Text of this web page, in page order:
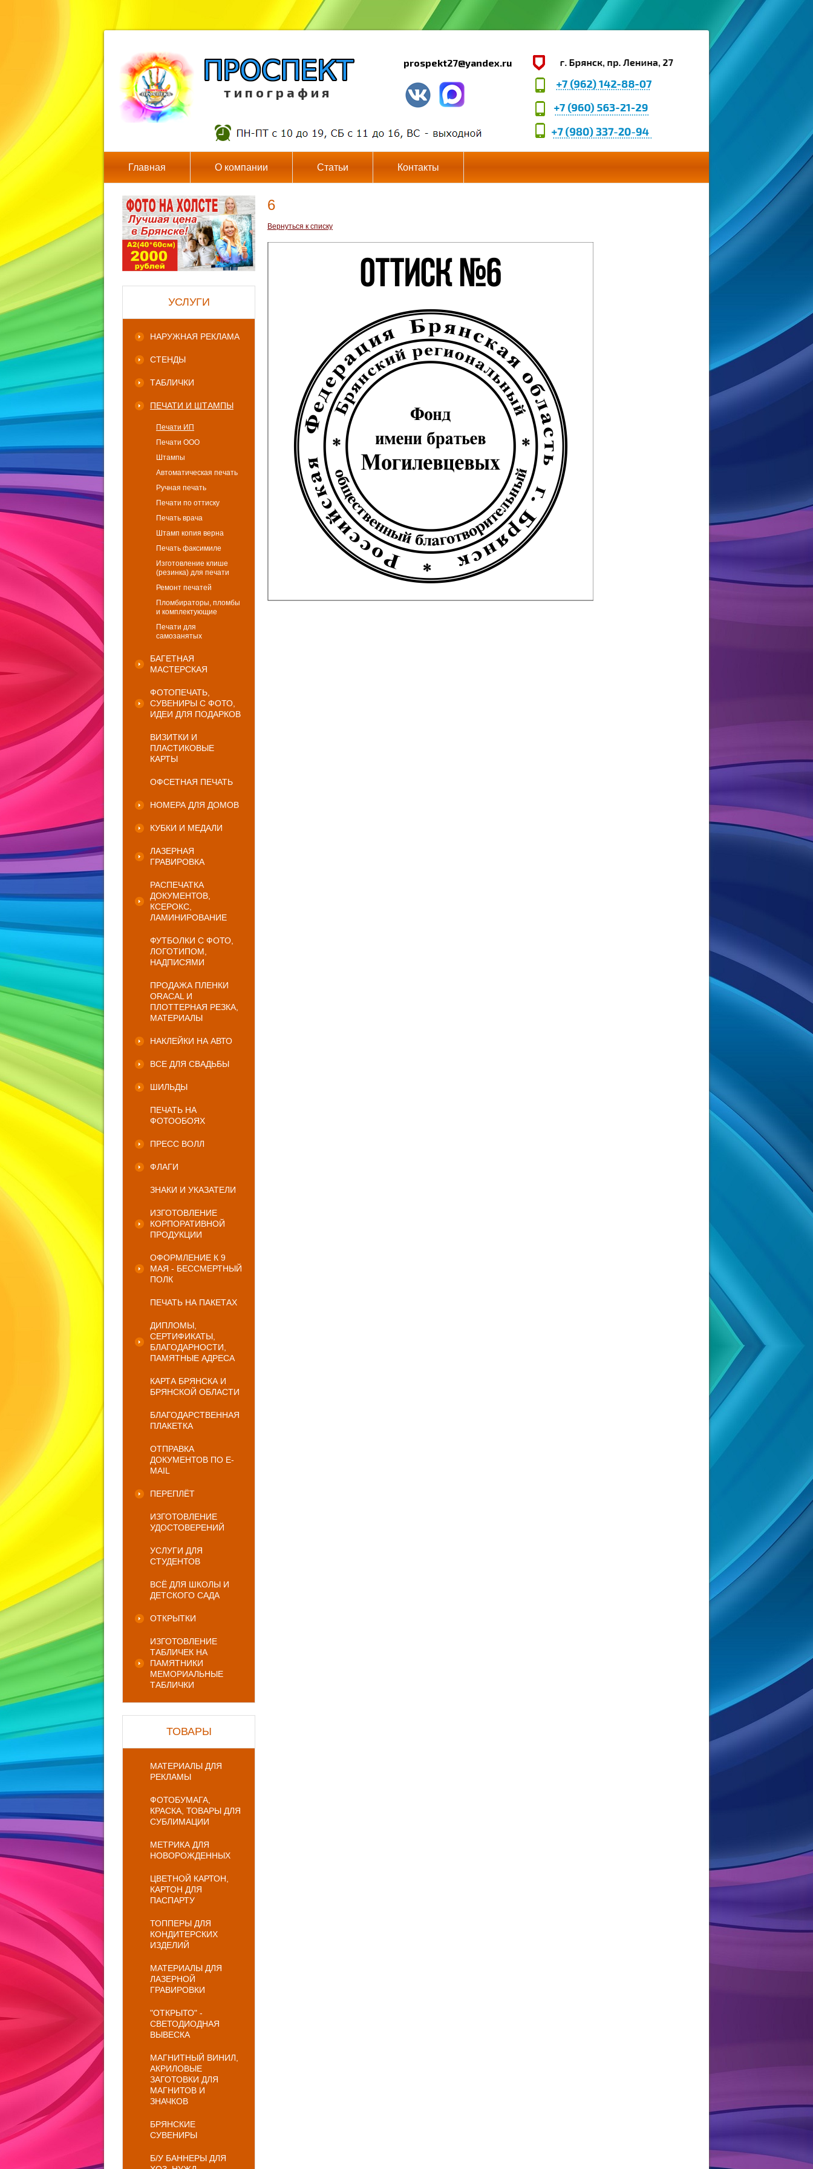
т и п о г р а ф и я
prospekt27@yandex.ru
Главная О компании Статьи Контакты
УСЛУГИ
НАРУЖНАЯ РЕКЛАМА
СТЕНДЫ
ТАБЛИЧКИ
ПЕЧАТИ И ШТАМПЫ
Печати ИП
Печати ООО
Штампы
Автоматическая печать
Ручная печать
Печати по оттиску
Печать врача
Штамп копия верна
Печать факсимиле
Изготовление клише
(резинка) для печати
Ремонт печатей
Пломбираторы, пломбы
и комплектующие
Печати для
самозанятых
БАГЕТНАЯ
МАСТЕРСКАЯ
ФОТОПЕЧАТЬ,
СУВЕНИРЫ С ФОТО,
ИДЕИ ДЛЯ ПОДАРКОВ
ВИЗИТКИ И
ПЛАСТИКОВЫЕ
КАРТЫ
ОФСЕТНАЯ ПЕЧАТЬ
НОМЕРА ДЛЯ ДОМОВ
КУБКИ И МЕДАЛИ
ЛАЗЕРНАЯ
ГРАВИРОВКА
РАСПЕЧАТКА
ДОКУМЕНТОВ,
КСЕРОКС,
ЛАМИНИРОВАНИЕ
ФУТБОЛКИ С ФОТО,
ЛОГОТИПОМ,
НАДПИСЯМИ
ПРОДАЖА ПЛЕНКИ
ORACAL И
ПЛОТТЕРНАЯ РЕЗКА,
МАТЕРИАЛЫ
НАКЛЕЙКИ НА АВТО
ВСЕ ДЛЯ СВАДЬБЫ
ШИЛЬДЫ
ПЕЧАТЬ НА
ФОТООБОЯХ
ПРЕСС ВОЛЛ
ФЛАГИ
ЗНАКИ И УКАЗАТЕЛИ
ИЗГОТОВЛЕНИЕ
КОРПОРАТИВНОЙ
ПРОДУКЦИИ
ОФОРМЛЕНИЕ К 9
МАЯ - БЕССМЕРТНЫЙ
ПОЛК
ПЕЧАТЬ НА ПАКЕТАХ
ДИПЛОМЫ,
СЕРТИФИКАТЫ,
БЛАГОДАРНОСТИ,
ПАМЯТНЫЕ АДРЕСА
КАРТА БРЯНСКА И
БРЯНСКОЙ ОБЛАСТИ
БЛАГОДАРСТВЕННАЯ
ПЛАКЕТКА
ОТПРАВКА
ДОКУМЕНТОВ ПО E-
MAIL
ПЕРЕПЛЁТ
ИЗГОТОВЛЕНИЕ
УДОСТОВЕРЕНИЙ
УСЛУГИ ДЛЯ
СТУДЕНТОВ
ВСЁ ДЛЯ ШКОЛЫ И
ДЕТСКОГО САДА
ОТКРЫТКИ
ИЗГОТОВЛЕНИЕ
ТАБЛИЧЕК НА
ПАМЯТНИКИ
МЕМОРИАЛЬНЫЕ
ТАБЛИЧКИ
ТОВАРЫ
МАТЕРИАЛЫ ДЛЯ
РЕКЛАМЫ
ФОТОБУМАГА,
КРАСКА, ТОВАРЫ ДЛЯ
СУБЛИМАЦИИ
МЕТРИКА ДЛЯ
НОВОРОЖДЕННЫХ
ЦВЕТНОЙ КАРТОН,
КАРТОН ДЛЯ
ПАСПАРТУ
ТОППЕРЫ ДЛЯ
КОНДИТЕРСКИХ
ИЗДЕЛИЙ
МАТЕРИАЛЫ ДЛЯ
ЛАЗЕРНОЙ
ГРАВИРОВКИ
"ОТКРЫТО" -
СВЕТОДИОДНАЯ
ВЫВЕСКА
МАГНИТНЫЙ ВИНИЛ,
АКРИЛОВЫЕ
ЗАГОТОВКИ ДЛЯ
МАГНИТОВ И
ЗНАЧКОВ
БРЯНСКИЕ
СУВЕНИРЫ
Б/У БАННЕРЫ ДЛЯ
6
Вернуться к списку